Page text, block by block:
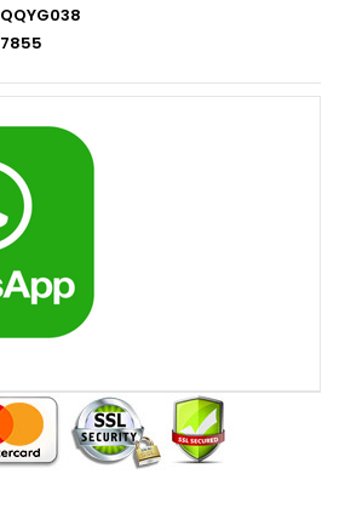
QQYG038
7855